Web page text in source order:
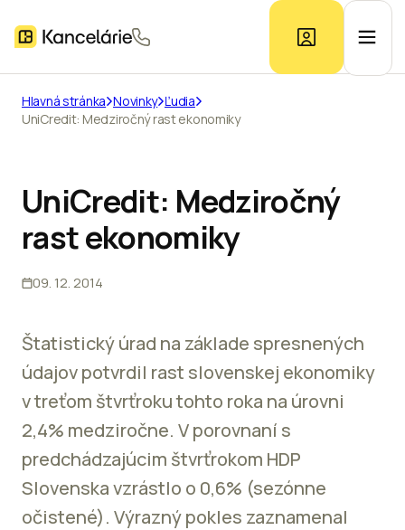
Ponuka kancelárií
Prieskum trhu
Kontakt
Hlavná stránka Novinky Ľudia
UniCredit: Medziročný rast ekonomiky
UniCredit: Medziročný
rast ekonomiky
09. 12. 2014
Štatistický úrad na základe spresnených
údajov potvrdil rast slovenskej ekonomiky
v treťom štvrťroku tohto roka na úrovni
2,4% medziročne. V porovnaní s
predchádzajúcim štvrťrokom HDP
Slovenska vzrástlo o 0,6% (sezónne
očistené). Výrazný pokles zaznamenal